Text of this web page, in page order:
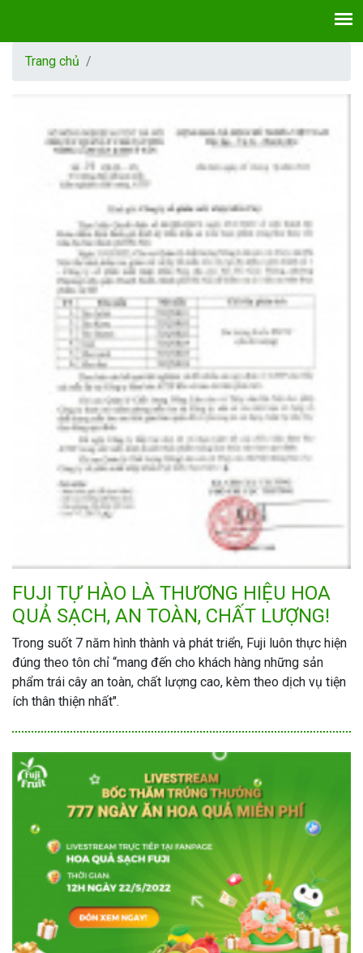
Trang chủ
FUJI TỰ HÀO LÀ THƯƠNG HIỆU HOA
QUẢ SẠCH, AN TOÀN, CHẤT LƯỢNG!
Trong suốt 7 năm hình thành và phát triển, Fuji luôn thực hiện
đúng theo tôn chỉ “mang đến cho khách hàng những sản
phẩm trái cây an toàn, chất lượng cao, kèm theo dịch vụ tiện
ích thân thiện nhất".